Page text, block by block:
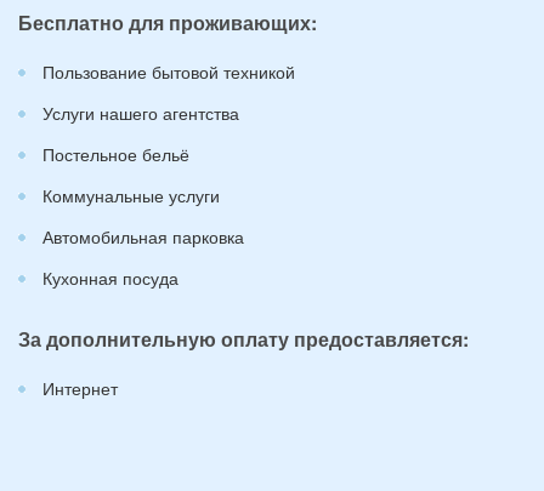
Бесплатно для проживающих:
Пользование бытовой техникой
Услуги нашего агентства
Постельное бельё
Коммунальные услуги
Автомобильная парковка
Кухонная посуда
За дополнительную оплату предоставляется:
Интернет